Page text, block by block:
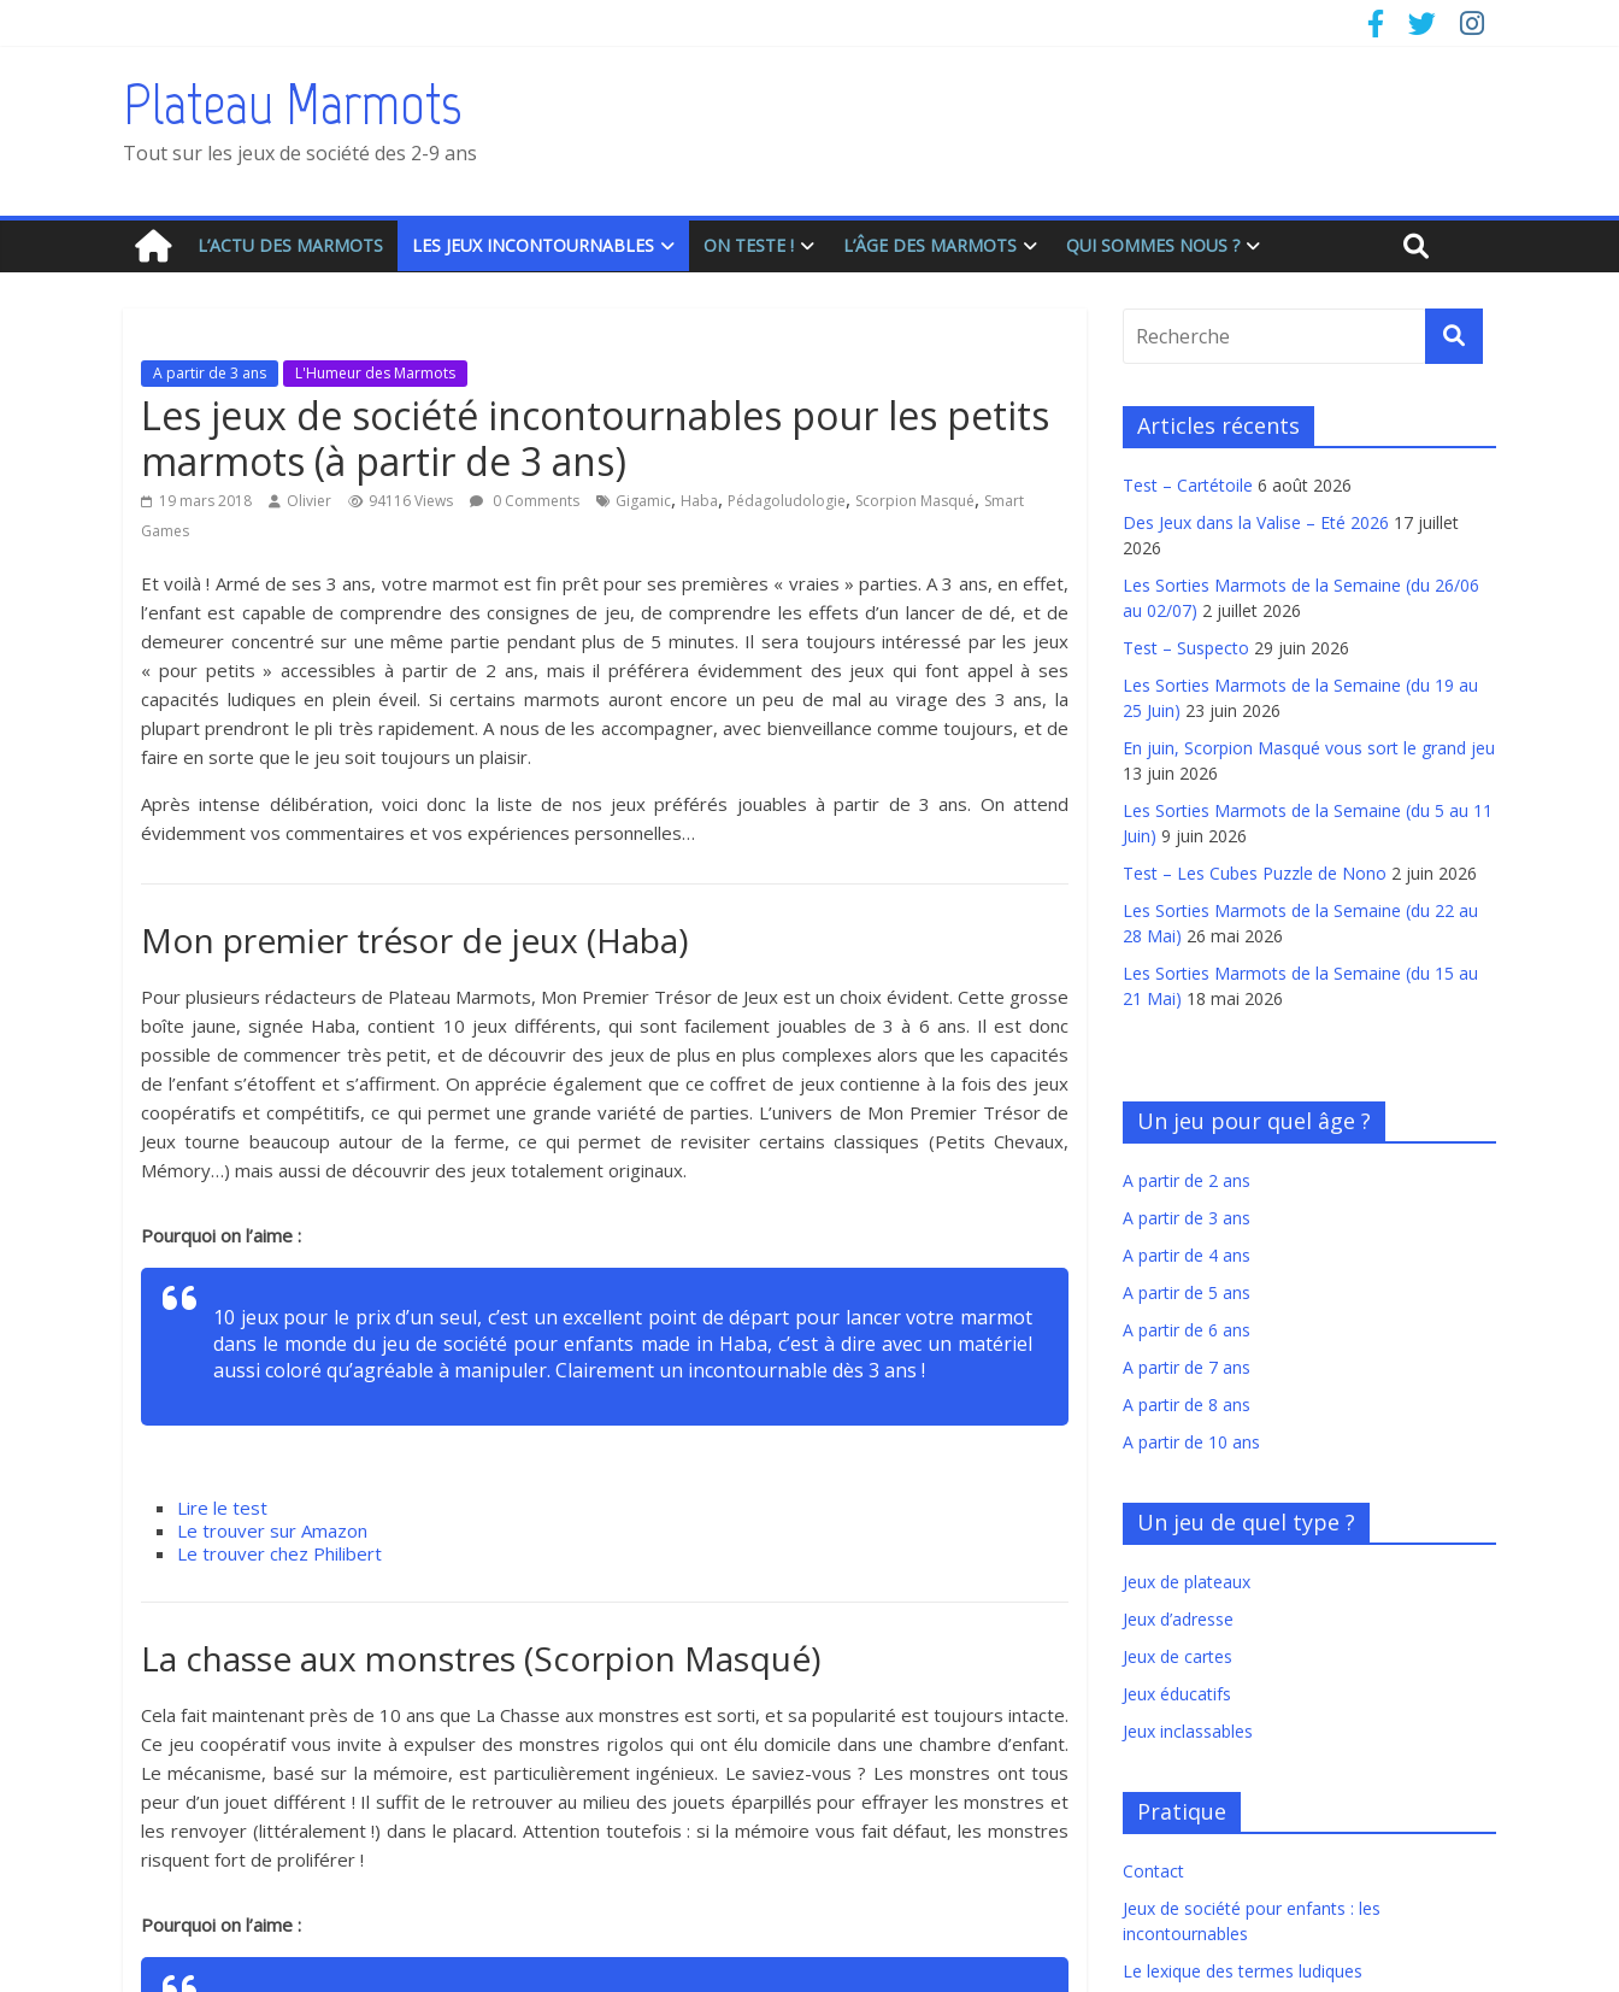
Plateau Marmots
Tout sur les jeux de société des 2-9 ans
L’ACTU DES MARMOTS LES JEUX INCONTOURNABLES ON TESTE ! L’ÂGE DES MARMOTS QUI SOMMES NOUS ?
A partir de 3 ans L'Humeur des Marmots
Les jeux de société incontournables pour les petits
marmots (à partir de 3 ans)
19 mars 2018 Olivier 94116 Views 0 Comments Gigamic, Haba, Pédagoludologie, Scorpion Masqué, Smart
Games
Et voilà ! Armé de ses 3 ans, votre marmot est fin prêt pour ses premières « vraies » parties. A 3 ans, en effet,
l’enfant est capable de comprendre des consignes de jeu, de comprendre les effets d’un lancer de dé, et de
demeurer concentré sur une même partie pendant plus de 5 minutes. Il sera toujours intéressé par les jeux
« pour petits » accessibles à partir de 2 ans, mais il préférera évidemment des jeux qui font appel à ses
capacités ludiques en plein éveil. Si certains marmots auront encore un peu de mal au virage des 3 ans, la
plupart prendront le pli très rapidement. A nous de les accompagner, avec bienveillance comme toujours, et de
faire en sorte que le jeu soit toujours un plaisir.
Après intense délibération, voici donc la liste de nos jeux préférés jouables à partir de 3 ans. On attend
évidemment vos commentaires et vos expériences personnelles…
Mon premier trésor de jeux (Haba)
Pour plusieurs rédacteurs de Plateau Marmots, Mon Premier Trésor de Jeux est un choix évident. Cette grosse
boîte jaune, signée Haba, contient 10 jeux différents, qui sont facilement jouables de 3 à 6 ans. Il est donc
possible de commencer très petit, et de découvrir des jeux de plus en plus complexes alors que les capacités
de l’enfant s’étoffent et s’affirment. On apprécie également que ce coffret de jeux contienne à la fois des jeux
coopératifs et compétitifs, ce qui permet une grande variété de parties. L’univers de Mon Premier Trésor de
Jeux tourne beaucoup autour de la ferme, ce qui permet de revisiter certains classiques (Petits Chevaux,
Mémory…) mais aussi de découvrir des jeux totalement originaux.
Pourquoi on l’aime :
10 jeux pour le prix d’un seul, c’est un excellent point de départ pour lancer votre marmot
dans le monde du jeu de société pour enfants made in Haba, c’est à dire avec un matériel
aussi coloré qu’agréable à manipuler. Clairement un incontournable dès 3 ans !
Lire le test
Le trouver sur Amazon
Le trouver chez Philibert
La chasse aux monstres (Scorpion Masqué)
Cela fait maintenant près de 10 ans que La Chasse aux monstres est sorti, et sa popularité est toujours intacte.
Ce jeu coopératif vous invite à expulser des monstres rigolos qui ont élu domicile dans une chambre d’enfant.
Le mécanisme, basé sur la mémoire, est particulièrement ingénieux. Le saviez-vous ? Les monstres ont tous
peur d’un jouet différent ! Il suffit de le retrouver au milieu des jouets éparpillés pour effrayer les monstres et
les renvoyer (littéralement !) dans le placard. Attention toutefois : si la mémoire vous fait défaut, les monstres
risquent fort de proliférer !
Pourquoi on l’aime :
Articles récents
Test – Cartétoile 6 août 2026
Des Jeux dans la Valise – Eté 2026 17 juillet
2026
Les Sorties Marmots de la Semaine (du 26/06
au 02/07) 2 juillet 2026
Test – Suspecto 29 juin 2026
Les Sorties Marmots de la Semaine (du 19 au
25 Juin) 23 juin 2026
En juin, Scorpion Masqué vous sort le grand jeu
13 juin 2026
Les Sorties Marmots de la Semaine (du 5 au 11
Juin) 9 juin 2026
Test – Les Cubes Puzzle de Nono 2 juin 2026
Les Sorties Marmots de la Semaine (du 22 au
28 Mai) 26 mai 2026
Les Sorties Marmots de la Semaine (du 15 au
21 Mai) 18 mai 2026
Un jeu pour quel âge ?
A partir de 2 ans
A partir de 3 ans
A partir de 4 ans
A partir de 5 ans
A partir de 6 ans
A partir de 7 ans
A partir de 8 ans
A partir de 10 ans
Un jeu de quel type ?
Jeux de plateaux
Jeux d’adresse
Jeux de cartes
Jeux éducatifs
Jeux inclassables
Pratique
Contact
Jeux de société pour enfants : les
incontournables
Le lexique des termes ludiques